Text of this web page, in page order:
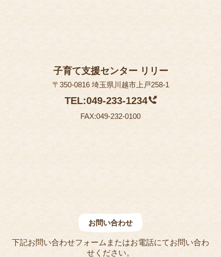
子育て支援センター リリー
〒350-0816 埼玉県川越市上戸258-1
TEL:049-233-1234
FAX:049-232-0100
お問い合わせ
下記お問い合わせフォームまたはお電話にてお問い合わ
せください。